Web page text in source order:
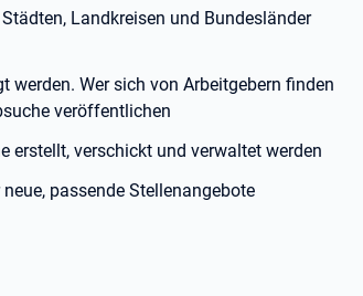
Landkreisen und Bundesländer
werden. Wer sich von Arbeitgebern finden
veröffentlichen
erstellt, verschickt und verwaltet werden
passende Stellenangebote